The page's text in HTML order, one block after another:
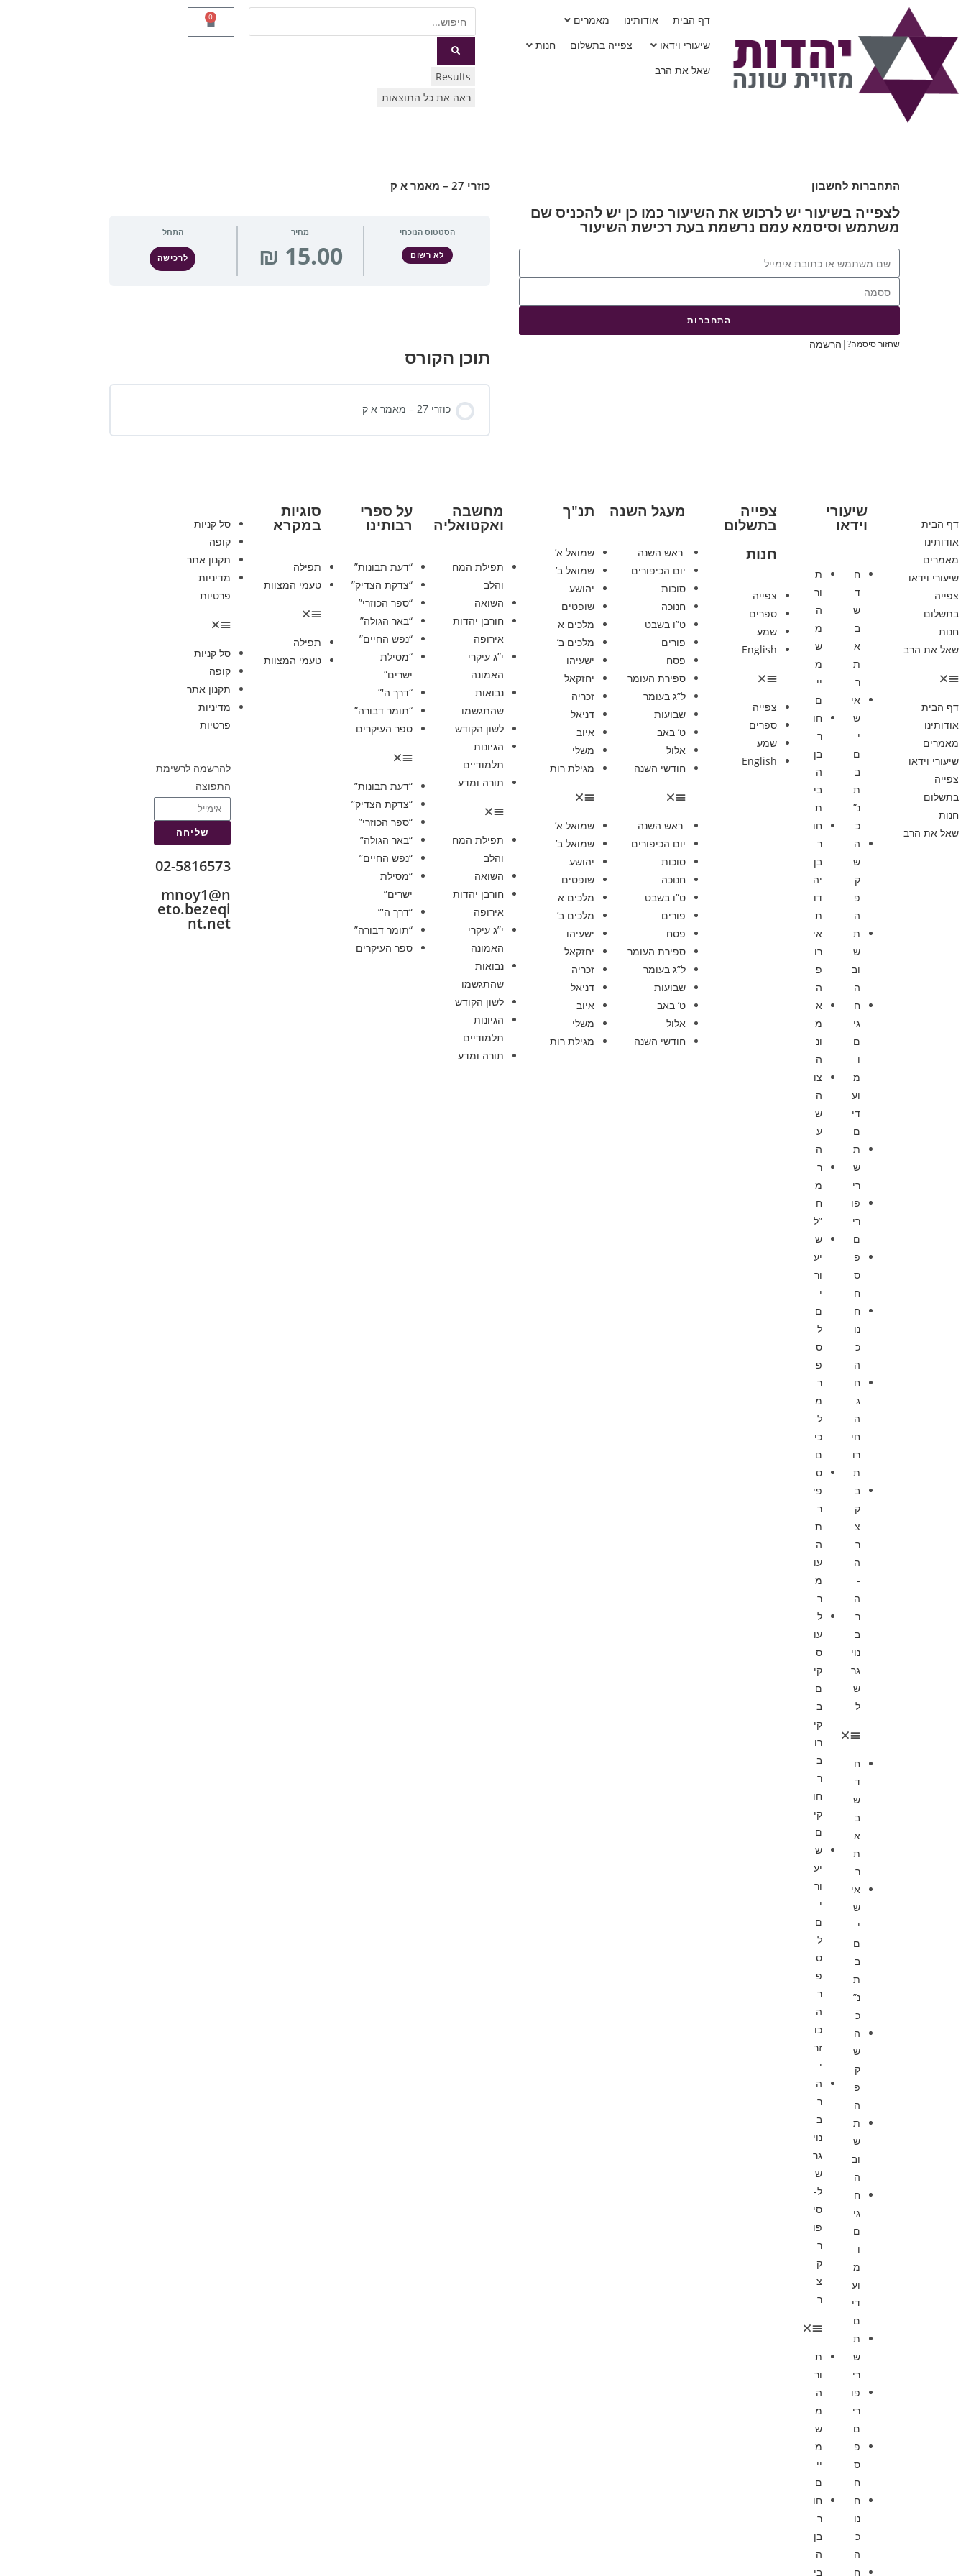
דף הבית אודותינו
מאמרים
שיעורי וידאו
צפייה בתשלום
חנות
שאל את הרב
Results
ראה את כל התוצאות
0
התחברות לחשבון
לצפייה בשיעור יש לרכוש את השיעור כמו כן יש להכניס שם
משתמש וסיסמא עמם נרשמת בעת רכישת השיעור
התחברות
שחזור סיסמה?| הרשמה
כוזרי 27 – מאמר א ק
הסטטוס הנוכחי
לא רשום
מחיר התחל
לרכישה
תוכן הקורס
כוזרי 27 – מאמר א ק
דף הבית
אודותינו
מאמרים
שיעורי וידאו
צפייה
בתשלום
חנות
שאל את הרב
דף הבית
אודותינו
מאמרים
שיעורי וידאו
צפייה
בתשלום
חנות
שאל את הרב
שיעורי
וידאו
ח
ד
ש
ב
א
ת
ר
אי
ש
י
ם
ב
ת
נ”
כ
ה
ש
ק
פ
ה
ת
ש
וב
ה
ח
גי
ם
ו
מ
וע
די
ם
ת
ש
רי
פו
רי
ם
פ
ס
ח
ח
נו
כ
ה
ח
ג
ה
חי
רו
ת
ב
ק
צ
ר
ה
-
ה
ר
ב
נוי
גר
ש
ל
ח
ד
ש
ב
א
ת
ר
אי
ש
י
ם
ב
ת
נ”
כ
ה
ש
ק
פ
ה
ת
ש
וב
ה
ח
גי
ם
ו
מ
וע
די
ם
ת
ש
רי
פו
רי
ם
פ
ס
ח
ח
נו
כ
ה
ח
ת
ור
ה
מ
ש
מ
יי
ם
חו
ר
בן
ה
בי
ת
חו
ר
בן
יה
דו
ת
אי
רו
פ
ה
א
מ
ונ
ה
צו
ה
ש
ע
ה
ר
מ
ח
”ל
ש
יע
ור
י
ם
ל
ס
פ
ר
מ
ל
כי
ם
ס
פי
ר
ת
ה
עו
מ
ר
ל
עו
ס
קי
ם
ב
קי
רו
ב
ר
חו
קי
ם
ש
יע
ור
י
ם
ל
ס
פ
ר
ה
כו
זר
י
ה
ר
ב
נוי
גר
ש
ל-
סי
פו
ר
ק
צ
ר
ת
ור
ה
מ
ש
מ
יי
ם
חו
ר
בן
ה
בי
צפייה
בתשלום
חנות
צפייה
ספרים
שמע
English
צפייה
ספרים
שמע
English
מעגל השנה
ראש השנה
יום הכיפורים
סוכות
חנוכה
ט”ו בשבט
פורים
פסח
ספירת העומר
ל”ג בעומר
שבועות
ט’ באב
אלול
חודשי השנה
ראש השנה
יום הכיפורים
סוכות
חנוכה
ט”ו בשבט
פורים
פסח
ספירת העומר
ל”ג בעומר
שבועות
ט’ באב
אלול
חודשי השנה
תנ"ך
שמואל א’
שמואל ב’
יהושע
שופטים
מלכים א
מלכים ב’
ישעיהו
יחזקאל
זכריה
דניאל
איוב
משלי
מגילת רות
שמואל א’
שמואל ב’
יהושע
שופטים
מלכים א
מלכים ב’
ישעיהו
יחזקאל
זכריה
דניאל
איוב
משלי
מגילת רות
מחשבה
ואקטואליה
תפילת המח
והלב
השואה
חורבן יהדות
אירופה
י”ג עיקרי
האמונה
נבואות
שהתגשמו
לשון הקודש
הגיונות
תלמודיים
תורה ומדע
תפילת המח
והלב
השואה
חורבן יהדות
אירופה
י”ג עיקרי
האמונה
נבואות
שהתגשמו
לשון הקודש
הגיונות
תלמודיים
תורה ומדע
על ספרי
רבותינו
“דעת תבונות”
“צדקת הצדיק”
“ספר הכוזרי”
“באר הגולה”
“נפש החיים”
“מסילת
ישרים”
“דרך ה'”
“תומר דבורה”
ספר העיקרים
“דעת תבונות”
“צדקת הצדיק”
“ספר הכוזרי”
“באר הגולה”
“נפש החיים”
“מסילת
ישרים”
“דרך ה'”
“תומר דבורה”
ספר העיקרים
סוגיות
במקרא
תפילה
טעמי המצוות
תפילה
טעמי המצוות
סל קניות
קופה
תקנון אתר
מדיניות
פרטיות
סל קניות
קופה
תקנון אתר
מדיניות
פרטיות
להרשמה לרשימת
התפוצה
שליחה
02-5816573
mnoy1@n
eto.bezeqi
nt.net